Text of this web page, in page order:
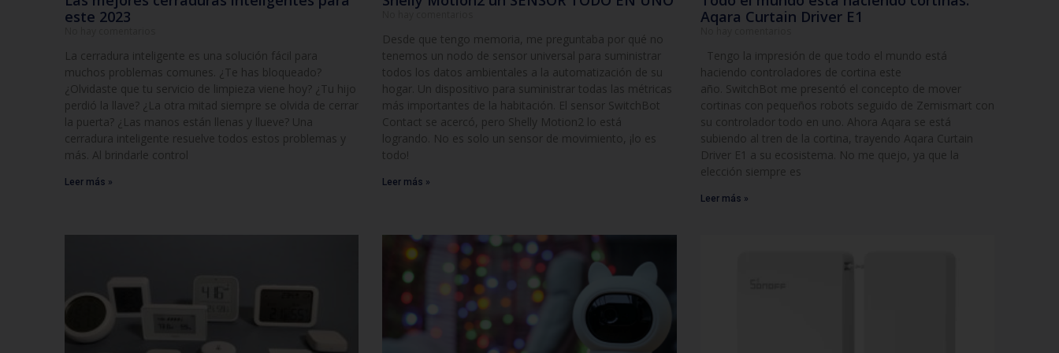
este 2023
La cerradura inteligente es una solución fácil para
muchos problemas comunes. ¿Te has bloqueado?
¿Olvidaste que tu servicio de limpieza viene hoy? ¿Tu hijo
perdió la llave? ¿La otra mitad siempre se olvida de cerrar
la puerta? ¿Las manos están llenas y llueve? Una
cerradura inteligente resuelve todos estos problemas y
más. Al brindarle control
Leer más »
Desde que tengo memoria, me preguntaba por qué no
tenemos un nodo de sensor universal para suministrar
todos los datos ambientales a la automatización de su
hogar. Un dispositivo para suministrar todas las métricas
más importantes de la habitación. El sensor SwitchBot
Contact se acercó, pero Shelly Motion2 lo está
logrando. No es solo un sensor de movimiento, ¡lo es
todo!
Leer más »
Aqara Curtain Driver E1
Tengo la impresión de que todo el mundo está
haciendo controladores de cortina este
año. SwitchBot me presentó el concepto de mover
cortinas con pequeños robots seguido de Zemismart con
su controlador todo en uno. Ahora Aqara se está
subiendo al tren de la cortina, trayendo Aqara Curtain
Driver E1 a su ecosistema. No me quejo, ya que la
elección siempre es
Leer más »